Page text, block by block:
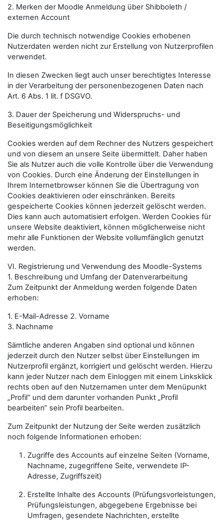
2. Merken der Moodle Anmeldung über Shibboleth /
externen Account
Die durch technisch notwendige Cookies erhobenen
Nutzerdaten werden nicht zur Erstellung von Nutzerprofilen
verwendet.
In diesen Zwecken liegt auch unser berechtigtes Interesse
in der Verarbeitung der personenbezogenen Daten nach
Art. 6 Abs. 1 lit. f DSGVO.
3. Dauer der Speicherung und Widerspruchs- und
Beseitigungsmöglichkeit
Cookies werden auf dem Rechner des Nutzers gespeichert
und von diesem an unsere Seite übermittelt. Daher haben
Sie als Nutzer auch die volle Kontrolle über die Verwendung
von Cookies. Durch eine Änderung der Einstellungen in
Ihrem Internetbrowser können Sie die Übertragung von
Cookies deaktivieren oder einschränken. Bereits
gespeicherte Cookies können jederzeit gelöscht werden.
Dies kann auch automatisiert erfolgen. Werden Cookies für
unsere Website deaktiviert, können möglicherweise nicht
mehr alle Funktionen der Website vollumfänglich genutzt
werden.
VI. Registrierung und Verwendung des Moodle-Systems
1. Beschreibung und Umfang der Datenverarbeitung
Zum Zeitpunkt der Anmeldung werden folgende Daten
erhoben:
1. E-Mail-Adresse 2. Vorname
3. Nachname
Sämtliche anderen Angaben sind optional und können
jederzeit durch den Nutzer selbst über Einstellungen im
Nutzerprofil ergänzt, korrigiert und gelöscht werden. Hierzu
kann jeder Nutzer nach dem Einloggen mit einem Linksklick
rechts oben auf den Nutzernamen unter dem Menüpunkt
„Profil“ und dem darunter vorhanden Punkt „Profil
bearbeiten“ sein Profil bearbeiten.
Zum Zeitpunkt der Nutzung der Seite werden zusätzlich
noch folgende Informationen erhoben:
Zugriffe des Accounts auf einzelne Seiten (Vorname,
Nachname, zugegriffene Seite, verwendete IP-
Adresse, Zugriffszeit)
Erstellte Inhalte des Accounts (Prüfungsvorleistungen,
Prüfungsleistungen, abgegebene Ergebnisse bei
Umfragen, gesendete Nachrichten, erstellte